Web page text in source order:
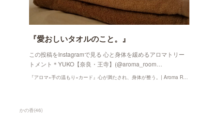
『愛おしいタオルのこと。』
この投稿をInstagramで見る 心と身体を緩めるアロマトリー
トメント＊YUKO【奈良・王寺】(@aroma_room…
『アロマ×手の温もり×カード』心が満たされ、身体が整う。| Aroma Room かの香
かの香(46)